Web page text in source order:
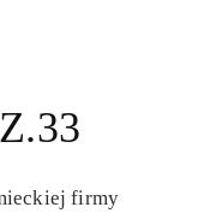
firmy